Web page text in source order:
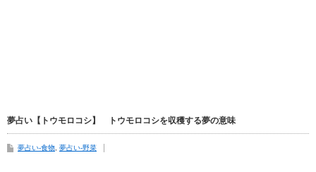
夢占い【トウモロコシ】 トウモロコシを収穫する夢の意味
夢占い-食物, 夢占い-野菜